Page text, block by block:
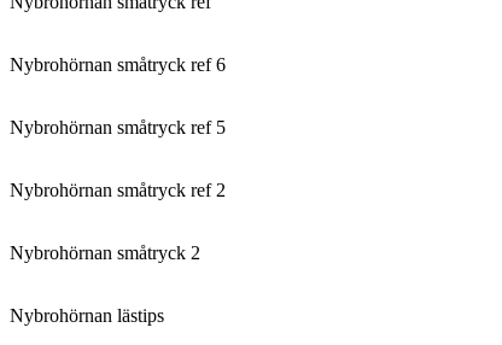
Nybrohörnan småtryck ref 6
Nybrohörnan småtryck ref 5
Nybrohörnan småtryck ref 2
Nybrohörnan småtryck 2
Nybrohörnan lästips